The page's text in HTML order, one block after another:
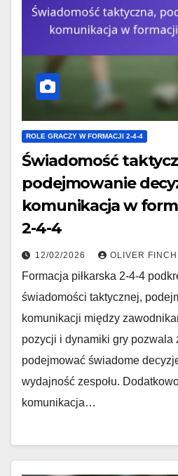
ROLE GRACZY W FORMACJI 2-4-4
Świadomość
podejmowanie
komunikacja w
2-4-4
12/02/2026 OLIVER FINCH
Formacja piłkarska 2-4-4
świadomości taktycznej,
komunikacji między
pozycji i dynamiki gry pozwala
podejmować świadome
wydajność zespołu.
komunikacja…